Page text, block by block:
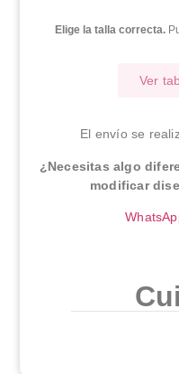
Elige la talla correcta.
Ver
El envío se
¿Necesitas algo
modificar